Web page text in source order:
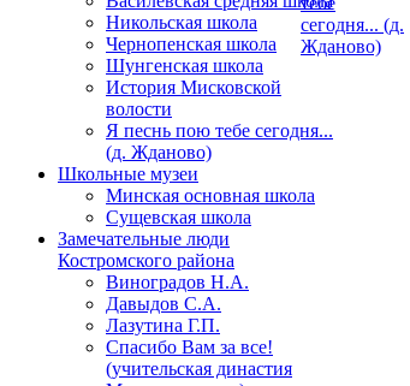
сегодня... (д.
Жданово)
Никольская школа
Чернопенская школа
Шунгенская школа
История Мисковской
волости
Я песнь пою тебе сегодня...
(д. Жданово)
Школьные музеи
Минская основная школа
Сущевская школа
Замечательные люди
Костромского района
Виноградов Н.А.
Давыдов С.А.
Лазутина Г.П.
Спасибо Вам за все!
(учительская династия